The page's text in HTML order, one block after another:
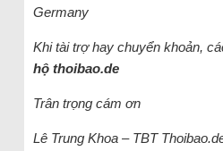
Germany
Khi tài trợ hay chuyển khoản,
hộ thoibao.de
Trân trọng cám ơn
Lê Trung Khoa – TBT